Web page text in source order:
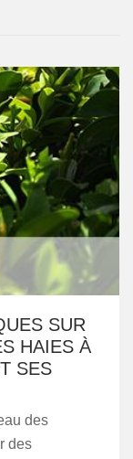
SUR
HAIES À
SES
des
des